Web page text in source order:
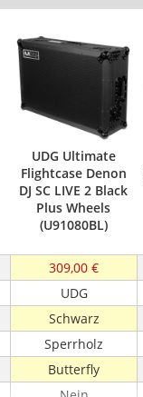
UDG Ultimate
Flightcase Denon
DJ SC LIVE 2 Black
Plus Wheels
(U91080BL)
309,00 €
UDG
Schwarz
Sperrholz
Butterfly